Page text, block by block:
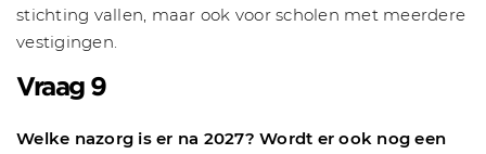
stichting vallen, maar ook voor scholen met meerdere
vestigingen.
Vraag 9
Welke nazorg is er na 2027? Wordt er ook nog een